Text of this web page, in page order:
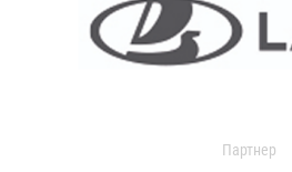
Партнер